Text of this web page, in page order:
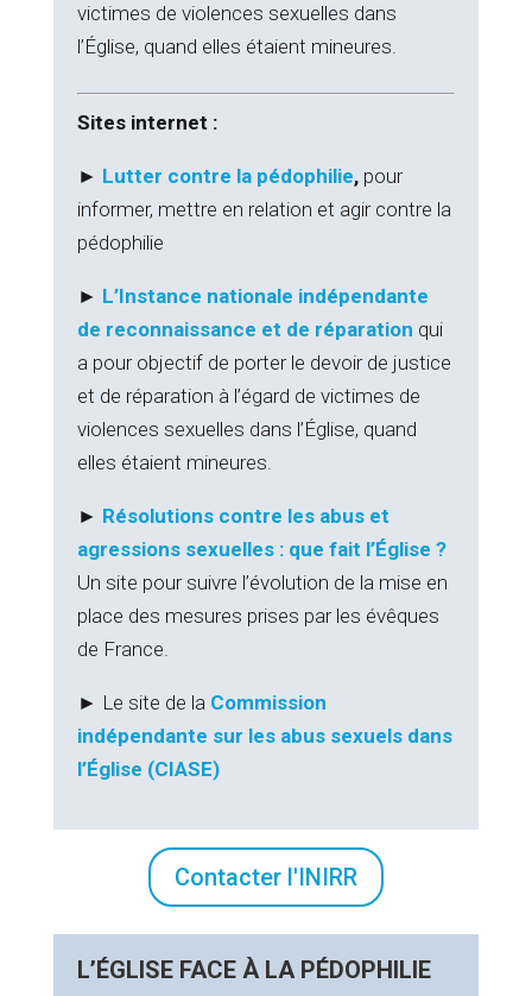
victimes de violences sexuelles dans
l’Église, quand elles étaient mineures.
Sites internet :
► Lutter contre la pédophilie, pour
informer, mettre en relation et agir contre la
pédophilie
► L’Instance nationale indépendante
de reconnaissance et de réparation qui
a pour objectif de porter le devoir de justice
et de réparation à l’égard de victimes de
violences sexuelles dans l’Église, quand
elles étaient mineures.
► Résolutions contre les abus et
agressions sexuelles : que fait l’Église ?
Un site pour suivre l’évolution de la mise en
place des mesures prises par les évêques
de France.
► Le site de la Commission
indépendante sur les abus sexuels dans
l’Église (CIASE)
Contacter l'INIRR
L’ÉGLISE FACE À LA PÉDOPHILIE